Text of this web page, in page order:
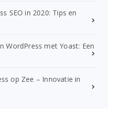
SEO in 2020: Tips en
WordPress met Yoast: Een
op Zee – Innovatie in